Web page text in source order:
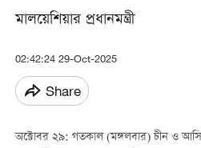
মালয়েশিয়ার প্রধানমন্ত্রী
02:42:24 29-Oct-2025
Share
অক্টোবর ২৯: গতকাল (মঙ্গলবার) চীন ও